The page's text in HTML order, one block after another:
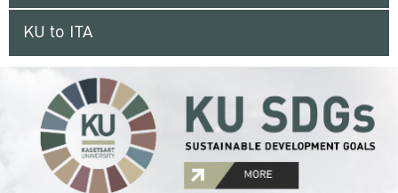
KU to ITA